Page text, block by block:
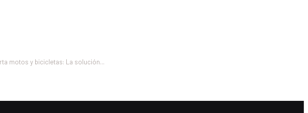
motos y bicicletas: La solución...